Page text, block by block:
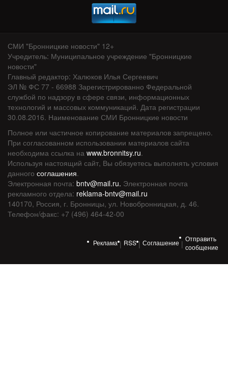
СМИ "Бронницкие новости" 12+
Учредитель: Муниципальное учреждение "Бронницкие
новости"
Главный редактор: Халюков Илья Сергеевич
ЭЛ № ФС 77 - 66988 Зарегистрированно Федеральной
службой по надзору в сфере связи, информационных
технологий и массовых коммуникаций. Дата регистрации
30.08.2016. Наименование СМИ Бронницкие новости
Полное или частичное копирование материалов запрещено.
При согласованном использовании материалов сайта
необходима ссылка на www.bronnitsy.ru.
Используя настоящий сайт, Вы обязуетесь выполнять условия
данного соглашения.
Электронная почта: bntv@mail.ru. Электронная почта
рекламного отдела: reklama-bntv@mail.ru
140170, Россия, г. Бронницы, ул. Новобронницкая, д. 46.
Телефон/факс: +7 (496) 464-42-00
Реклама | RSS | Соглашение |
Отправить
сообщение